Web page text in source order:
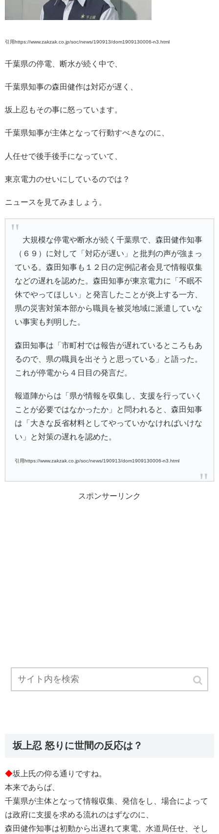
引用https://www.zakzak.co.jp/soc/news/190913/dom1909130006-n3.html
千葉県の停電、断水が続く中で、
千葉県知事の森田健作は対応が遅く、
坂上忍もその事に怒っています。
千葉県知事が主体となって行動すべきなのに、
人任せで後手後手になっていて、
東京電力のせいにしているのでは？
ニュースを見てみましょう。
大規模な停電や断水が続く千葉県で、森田健作知事
（６９）に対して「対応が遅い」と批判の声が強まっ
ている。森田知事も１２日の定例記者会見で情報収集
などの遅れを認めた。森田知事が東京電力に「不眠不
休でやってほしい」と発言したことが炎上する一方、
県の災害対策本部から職員を被災地域に派遣していな
い事実も判明した。
森田知事は「市町村では報告が遅れているところもあ
るので、県の職員を出そうと思っている」と語った。
これが停電から４日目の発言だ。
報道陣からは「県が情報を収集し、支援を行っていく
ことが必要ではなかったか」と問われると、森田知事
は「大きな反省材料としてやっていかなければいけな
い」と対策の遅れを認めた。
引用https://www.zakzak.co.jp/soc/news/190913/dom1909130006-n3.html
スポンサーリンク
坂上忍 怒りに世間の反応は？
◆坂上氏の仰る通りですね。
本来であらば、
千葉県が主体となって情報収集、発信をし、場合によって
は政府に支援を求める流れのはずなのに、
森田健作知事は初動から出遅れて東電、水道局任せ、そし